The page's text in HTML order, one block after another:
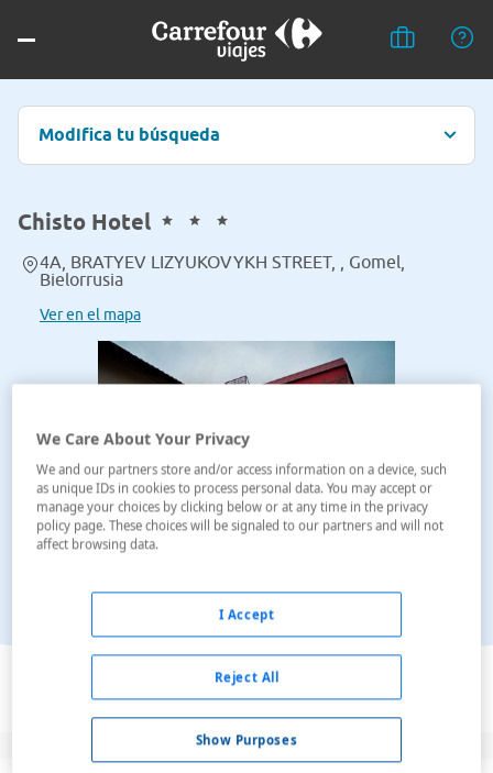
Modifica tu búsqueda
Chisto Hotel
4A, BRATYEV LIZYUKOVYKH STREET, , Gomel,
Bielorrusia
Ver en el mapa
Ver en el mapa
We Care About Your Privacy
We and our partners store and/or access information on a device, such
as unique IDs in cookies to process personal data. You may accept or
manage your choices by clicking below or at any time in the privacy
policy page. These choices will be signaled to our partners and will not
affect browsing data.
Show Purposes
Reject All
I Accept